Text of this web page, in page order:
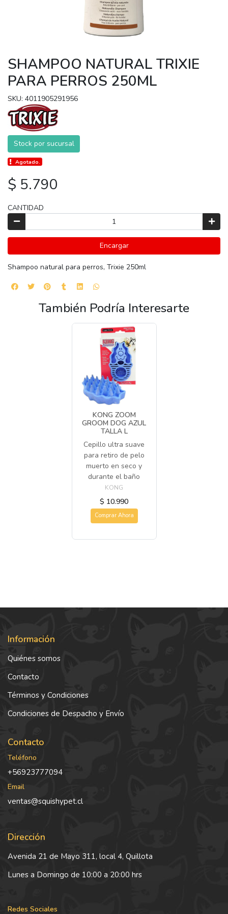
SHAMPOO NATURAL TRIXIE
PARA PERROS 250ML
SKU: 4011905291956
Stock por sucursal
Agotado.
$ 5.790
CANTIDAD
Encargar
Shampoo natural para perros, Trixie 250ml
También Podría Interesarte
KONG ZOOM
GROOM DOG AZUL
TALLA L
Cepillo ultra suave
para retiro de pelo
muerto en seco y
durante el baño
KONG
$ 10.990
Comprar Ahora
Información
Quiénes somos
Contacto
Términos y Condiciones
Condiciones de Despacho y Envío
Contacto
Teléfono
+56923777094
Email
ventas@squishypet.cl
Dirección
Avenida 21 de Mayo 311, local 4, Quillota
Lunes a Domingo de 10:00 a 20:00 hrs
Redes Sociales